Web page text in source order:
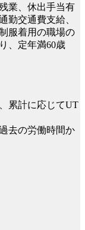
業、休出手当有
勤交通費支給、
服着用の職場の
、定年満60歳
累計に応じてUT
去の労働時間か